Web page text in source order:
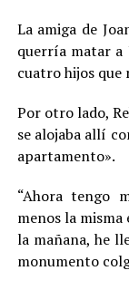
La amiga de
querría matar a
cuatro hijos que
Por otro lado,
se alojaba allí
apartamento».
“Ahora tengo
menos la
la mañana, he
monumento